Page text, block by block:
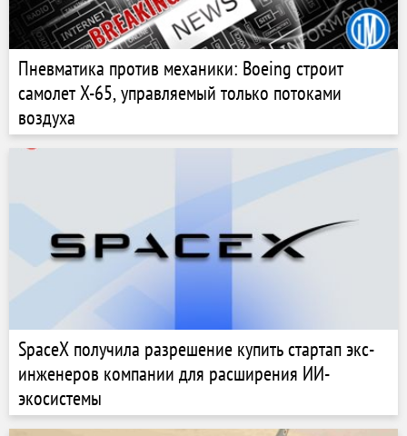
Пневматика против механики: Boeing строит
самолет X-65, управляемый только потоками
воздуха
SpaceX получила разрешение купить стартап экс-
инженеров компании для расширения ИИ-
экосистемы